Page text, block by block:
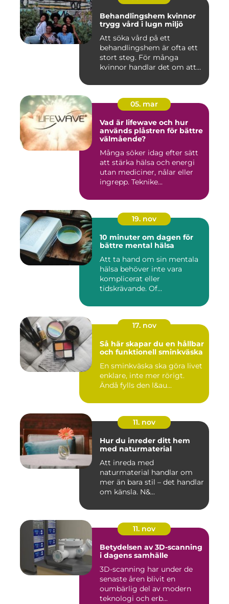
Behandlingshem kvinnor
trygg vård i lugn miljö
Att söka vård på ett
behandlingshem är ofta ett
stort steg. För många
kvinnor handlar det om att
05. mar
Vad är lifewave och hur
används plåstren för bättre
välmående?
Många söker idag efter sätt
att stärka hälsa och energi
utan mediciner, nålar eller
ingrepp. Teknike...
19. nov
10 minuter om dagen för
bättre mental hälsa
Att ta hand om sin mentala
hälsa behöver inte vara
komplicerat eller
tidskrävande. Of...
17. nov
Så här skapar du en hållbar
och funktionell sminkväska
En sminkväska ska göra livet
enklare, inte mer rörigt.
Ändå fylls den l&au...
11. nov
Hur du inreder ditt hem
med naturmaterial
Att inreda med
naturmaterial handlar om
mer än bara stil – det handlar
om känsla. N&...
11. nov
Betydelsen av 3D-scanning
i dagens samhälle
3D-scanning har under de
senaste åren blivit en
oumbärlig del av modern
teknologi och erb...